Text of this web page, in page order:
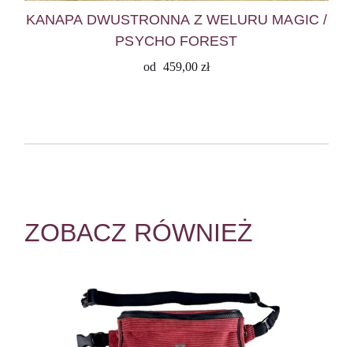
KANAPA DWUSTRONNA Z WELURU MAGIC /
PSYCHO FOREST
od 459,00 zł
ZOBACZ RÓWNIEŻ